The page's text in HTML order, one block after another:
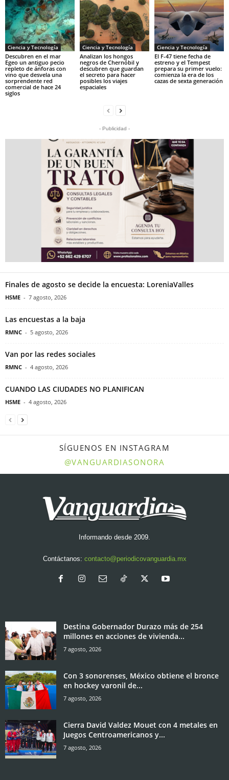
Ciencia y Tecnología
Descubren en el mar
Egeo un antiguo pecio
repleto de ánforas con
vino que desvela una
sorprendente red
comercial de hace 24
siglos
Ciencia y Tecnología
Analizan los hongos
negros de Chernóbil y
descubren que guardan
el secreto para hacer
posibles los viajes
espaciales
Ciencia y Tecnología
El F-47 tiene fecha de
estreno y el Tempest
prepara su primer vuelo:
comienza la era de los
cazas de sexta generación
- Publicidad -
Finales de agosto se decide la encuesta: LoreniaValles
HSME - 7 agosto, 2026
Las encuestas a la baja
RMNC - 5 agosto, 2026
Van por las redes sociales
RMNC - 4 agosto, 2026
CUANDO LAS CIUDADES NO PLANIFICAN
HSME - 4 agosto, 2026
SÍGUENOS EN INSTAGRAM
@VANGUARDIASONORA
Informando desde 2009.
Contáctanos: contacto@periodicovanguardia.mx
Destina Gobernador Durazo más de 254
millones en acciones de vivienda...
7 agosto, 2026
Con 3 sonorenses, México obtiene el bronce
en hockey varonil de...
7 agosto, 2026
Cierra David Valdez Mouet con 4 metales en
Juegos Centroamericanos y...
7 agosto, 2026